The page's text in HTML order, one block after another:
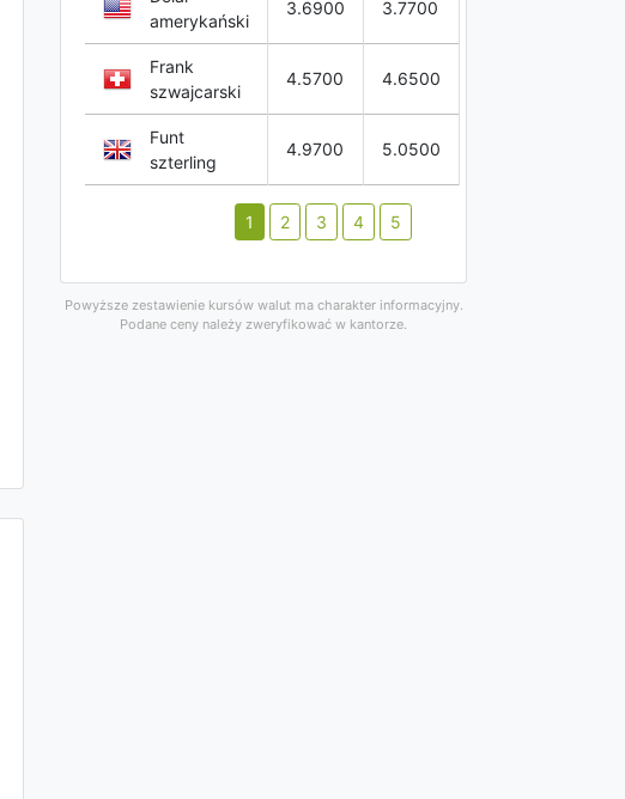
amerykański
3.6900 3.7700
Frank
szwajcarski
4.5700 4.6500
Funt
szterling
4.9700 5.0500
1 2 3 4 5
Powyższe zestawienie kursów walut ma charakter informacyjny.
Podane ceny należy zweryfikować w kantorze.